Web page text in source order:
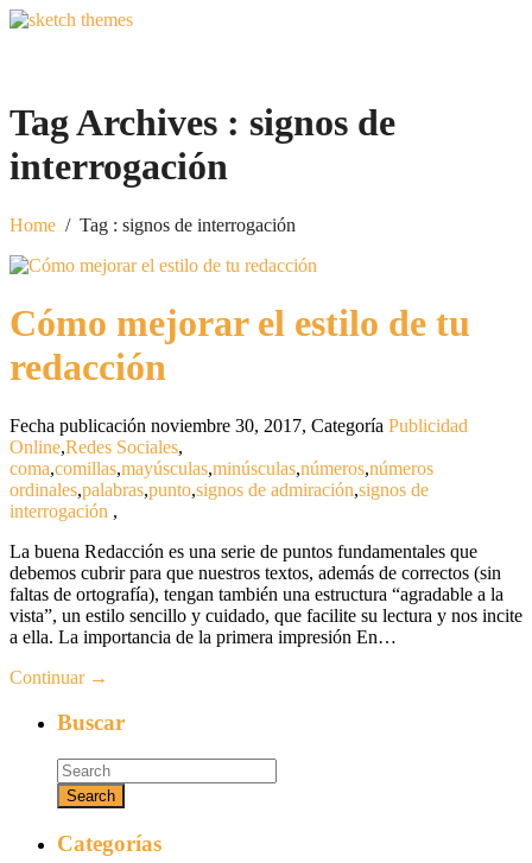
Tag Archives : signos de
interrogación
Home / Tag : signos de interrogación
Cómo mejorar el estilo de tu
redacción
Fecha publicación noviembre 30, 2017, Categoría Publicidad
Online,Redes Sociales,
coma,comillas,mayúsculas,minúsculas,números,números
ordinales,palabras,punto,signos de admiración,signos de
interrogación ,
La buena Redacción es una serie de puntos fundamentales que
debemos cubrir para que nuestros textos, además de correctos (sin
faltas de ortografía), tengan también una estructura “agradable a la
vista”, un estilo sencillo y cuidado, que facilite su lectura y nos incite
a ella. La importancia de la primera impresión En…
Continuar →
Buscar
Categorías